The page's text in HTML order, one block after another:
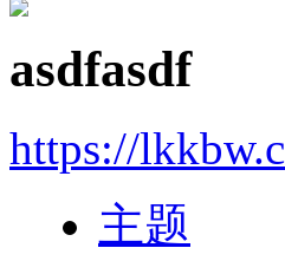
asdfasdf
https://
主题